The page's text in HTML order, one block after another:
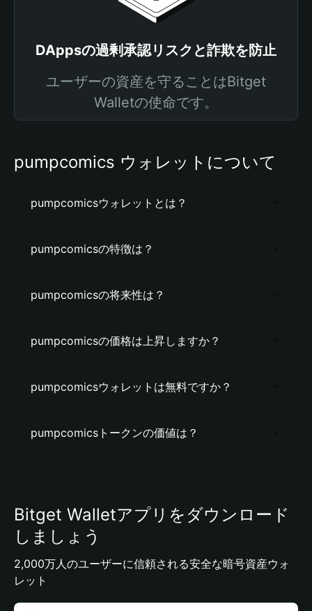
DAppsの過剰承認リスクと詐欺を防止
ユーザーの資産を守ることはBitget
Walletの使命です。
pumpcomics ウォレットについて
pumpcomicsウォレットとは？
pumpcomicsの特徴は？
pumpcomicsの将来性は？
pumpcomicsの価格は上昇しますか？
pumpcomicsウォレットは無料ですか？
pumpcomicsトークンの価値は？
Bitget Walletアプリをダウンロード
しましょう
2,000万人のユーザーに信頼される安全な暗号資産ウォ
レット